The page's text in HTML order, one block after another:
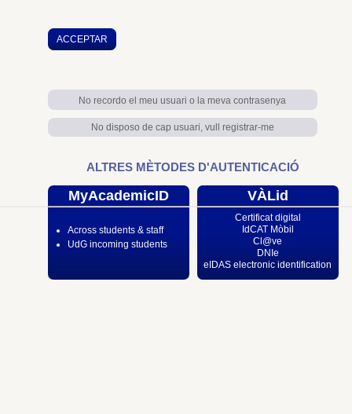
No recordo el meu usuari o la meva contrasenya
No disposo de cap usuari, vull registrar-me
ALTRES MÈTODES D'AUTENTICACIÓ
MyAcademicID
Across students & staff
UdG incoming students
VÀLid
Certificat digital
IdCAT Mòbil
Cl@ve
DNIe
eIDAS electronic identification